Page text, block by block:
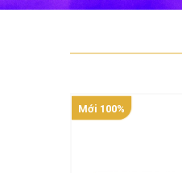
Mới 100%